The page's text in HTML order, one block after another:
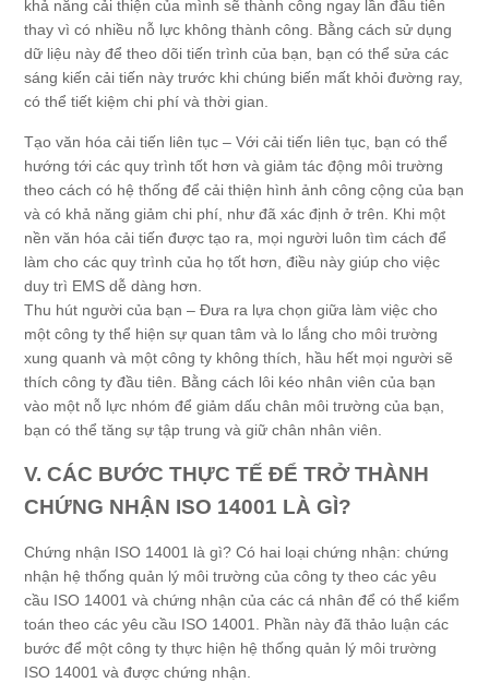
khả năng cải thiện của mình sẽ thành công ngay lần đầu tiên
thay vì có nhiều nỗ lực không thành công. Bằng cách sử dụng
dữ liệu này để theo dõi tiến trình của bạn, bạn có thể sửa các
sáng kiến cải tiến này trước khi chúng biến mất khỏi đường ray,
có thể tiết kiệm chi phí và thời gian.
Tạo văn hóa cải tiến liên tục – Với cải tiến liên tục, bạn có thể
hướng tới các quy trình tốt hơn và giảm tác động môi trường
theo cách có hệ thống để cải thiện hình ảnh công cộng của bạn
và có khả năng giảm chi phí, như đã xác định ở trên. Khi một
nền văn hóa cải tiến được tạo ra, mọi người luôn tìm cách để
làm cho các quy trình của họ tốt hơn, điều này giúp cho việc
duy trì EMS dễ dàng hơn.
Thu hút người của bạn – Đưa ra lựa chọn giữa làm việc cho
một công ty thể hiện sự quan tâm và lo lắng cho môi trường
xung quanh và một công ty không thích, hầu hết mọi người sẽ
thích công ty đầu tiên. Bằng cách lôi kéo nhân viên của bạn
vào một nỗ lực nhóm để giảm dấu chân môi trường của bạn,
bạn có thể tăng sự tập trung và giữ chân nhân viên.
V. CÁC BƯỚC THỰC TẾ ĐỂ TRỞ THÀNH
CHỨNG NHẬN ISO 14001 LÀ GÌ?
Chứng nhận ISO 14001 là gì? Có hai loại chứng nhận: chứng
nhận hệ thống quản lý môi trường của công ty theo các yêu
cầu ISO 14001 và chứng nhận của các cá nhân để có thể kiểm
toán theo các yêu cầu ISO 14001. Phần này đã thảo luận các
bước để một công ty thực hiện hệ thống quản lý môi trường
ISO 14001 và được chứng nhận.